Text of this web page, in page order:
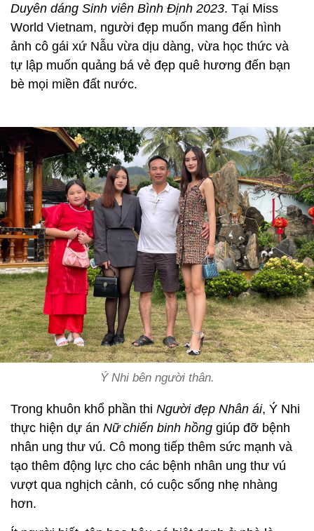
Duyên dáng Sinh viên Bình Định 2023. Tại Miss
World Vietnam, người đẹp muốn mang đến hình
ảnh cô gái xứ Nẫu vừa dịu dàng, vừa học thức và
tự lập muốn quảng bá vẻ đẹp quê hương đến bạn
bè mọi miền đất nước.
Ý Nhi bên người thân.
Trong khuôn khổ phần thi Người đẹp Nhân ái, Ý Nhi
thực hiện dự án Nữ chiến binh hồng giúp đỡ bệnh
nhân ung thư vú. Cô mong tiếp thêm sức mạnh và
tạo thêm động lực cho các bệnh nhân ung thư vú
vượt qua nghịch cảnh, có cuộc sống nhẹ nhàng
hơn.